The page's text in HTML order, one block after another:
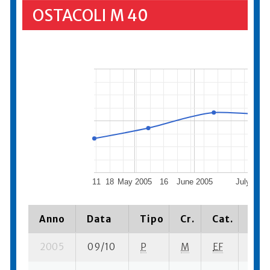
OSTACOLI M 40
May 2005 June 2005 July 2005
11 18 16
Anno Data Tipo Cr. Cat.
2005 09/10 P M EF